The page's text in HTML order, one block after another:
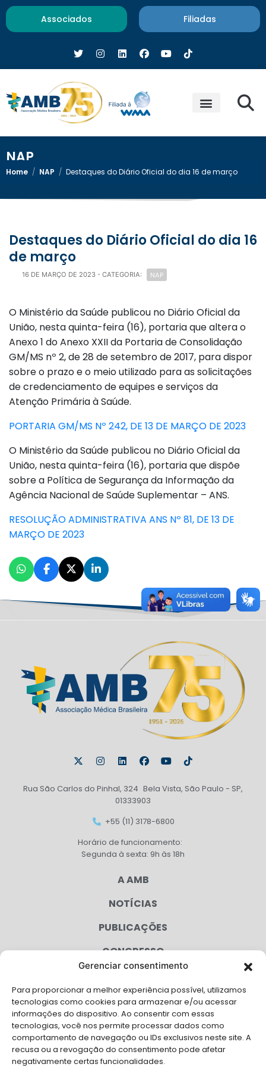
Gerenciar consentimento
Para proporcionar a melhor experiência possível, utilizamos
tecnologias como cookies para armazenar e/ou acessar
informações do dispositivo. Ao consentir com essas
tecnologias, você nos permite processar dados como
comportamento de navegação ou IDs exclusivos neste site. A
recusa ou a revogação do consentimento pode afetar
negativamente certas funcionalidades.
Associados Filiadas
NAP
Home / NAP / Destaques do Diário Oficial do dia 16 de março
Destaques do Diário Oficial do dia 16
de março
16 DE MARÇO DE 2023 - CATEGORIA: NAP
O Ministério da Saúde publicou no Diário Oficial da
União, nesta quinta-feira (16), portaria que altera o
Anexo 1 do Anexo XXII da Portaria de Consolidação
GM/MS nº 2, de 28 de setembro de 2017, para dispor
sobre o prazo e o meio utilizado para as solicitações
de credenciamento de equipes e serviços da
Atenção Primária à Saúde.
PORTARIA GM/MS Nº 242, DE 13 DE MARÇO DE 2023
O Ministério da Saúde publicou no Diário Oficial da
União, nesta quinta-feira (16), portaria que dispõe
sobre a Política de Segurança da Informação da
Agência Nacional de Saúde Suplementar – ANS.
RESOLUÇÃO ADMINISTRATIVA ANS Nº 81, DE 13 DE
MARÇO DE 2023
Rua São Carlos do Pinhal, 324 Bela Vista, São Paulo - SP,
01333903
+55 (11) 3178-6800
Horário de funcionamento:
Segunda à sexta: 9h às 18h
A AMB
NOTÍCIAS
PUBLICAÇÕES
CONGRESSO
CAMPANHAS
SERVIÇOS
FILIADAS